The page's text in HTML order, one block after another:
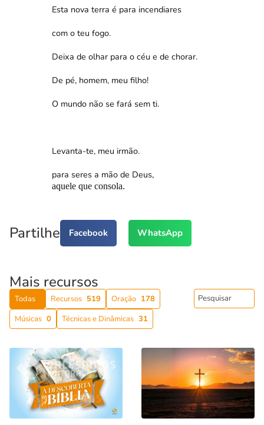
Esta nova terra é para incendiares
com o teu fogo.
Deixa de olhar para o céu e de chorar.
De pé, homem, meu filho!
O mundo não se fará sem ti.
Levanta-te, meu irmão.
para seres a mão de Deus,
aquele que consola.
Partilhe Facebook WhatsApp
Mais recursos
Todas Recursos 519 Oração 178
Músicas 0 Técnicas e Dinâmicas 31